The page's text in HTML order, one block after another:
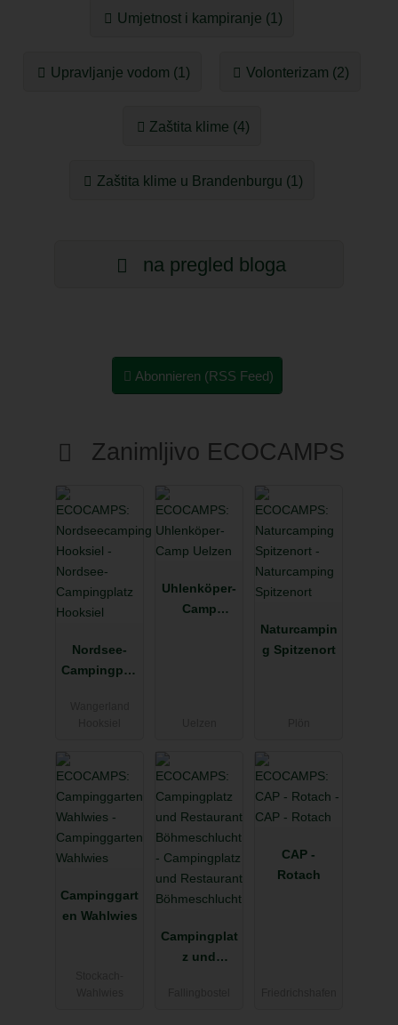
Umjetnost i kampiranje (1)
Upravljanje vodom (1) Volonterizam (2)
Zaštita klime (4)
Zaštita klime u Brandenburgu (1)
na pregled bloga
Abonnieren (RSS Feed)
Zanimljivo ECOCAMPS
Nordsee-
Campingplat
Uhlenköper-
Camp
Naturcampin
g Spitzenort
Campinggart
en Wahlwies
Campingplat
z und
CAP -
Rotach